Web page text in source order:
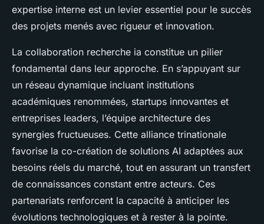
expertise interne est un levier essentiel pour le succès
des projets menés avec rigueur et innovation.
La collaboration recherche ia constitue un pilier
fondamental dans leur approche. En s’appuyant sur
un réseau dynamique incluant institutions
académiques renommées, startups innovantes et
entreprises leaders, l’équipe architecture des
synergies fructueuses. Cette alliance trinationale
favorise la co-création de solutions AI adaptées aux
besoins réels du marché, tout en assurant un transfert
de connaissances constant entre acteurs. Ces
partenariats renforcent la capacité à anticiper les
évolutions technologiques et à rester à la pointe.